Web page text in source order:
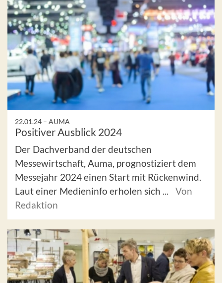
22.01.24 – AUMA
Positiver Ausblick 2024
Der Dachverband der deutschen
Messewirtschaft, Auma, prognostiziert dem
Messejahr 2024 einen Start mit Rückenwind.
Laut einer Medieninfo erholen sich ...
Von
Redaktion